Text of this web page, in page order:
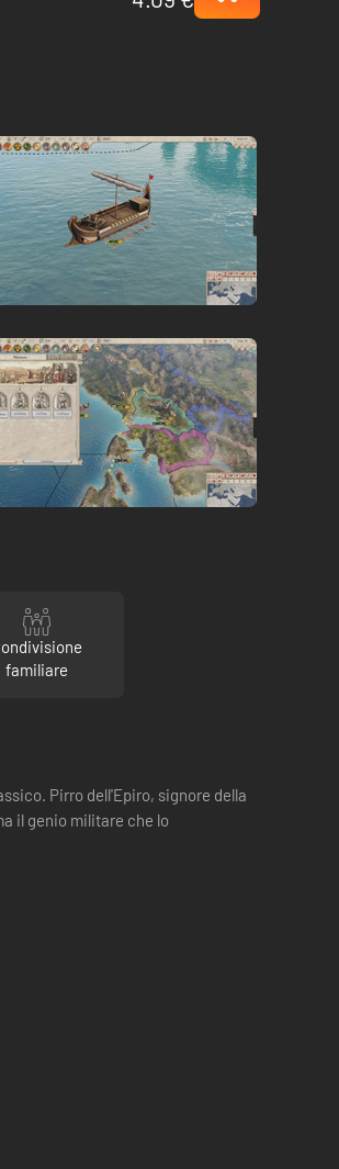
familiare
Pirro dell'Epiro, signore della
il genio militare che lo